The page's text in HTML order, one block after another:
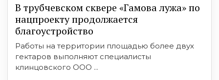
В трубчевском сквере «Гамова лужа» по
нацпроекту продолжается
благоустройство
Работы на территории площадью более двух
гектаров выполняют специалисты
клинцовского ООО ...